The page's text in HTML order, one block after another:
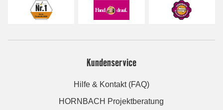
Kundenservice
Hilfe & Kontakt (FAQ)
HORNBACH Projektberatung